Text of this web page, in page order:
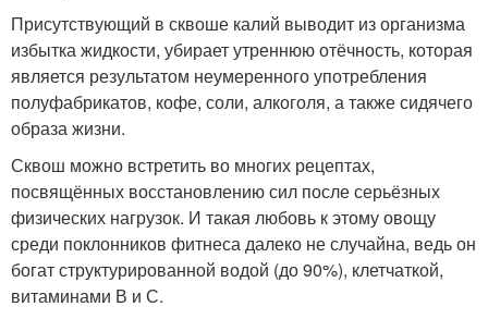
Присутствующий в сквоше калий выводит из организма
избытка жидкости, убирает утреннюю отёчность, которая
является результатом неумеренного употребления
полуфабрикатов, кофе, соли, алкоголя, а также сидячего
образа жизни.
Сквош можно встретить во многих рецептах,
посвящённых восстановлению сил после серьёзных
физических нагрузок. И такая любовь к этому овощу
среди поклонников фитнеса далеко не случайна, ведь он
богат структурированной водой (до 90%), клетчаткой,
витаминами В и С.